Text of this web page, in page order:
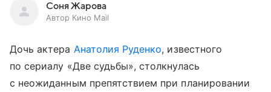
Соня Жарова
Автор Кино Mail
Дочь актера Анатолия Руденко, известного
по сериалу «Две судьбы», столкнулась
с неожиданным препятствием при планировании